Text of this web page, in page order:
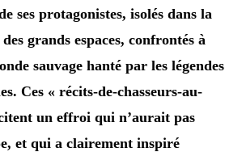
ses protagonistes, isolés dans la
grands espaces, confrontés à
sauvage hanté par les légendes
Ces « récits-de-chasseurs-au-
un effroi qui n’aurait pas
et qui a clairement inspiré